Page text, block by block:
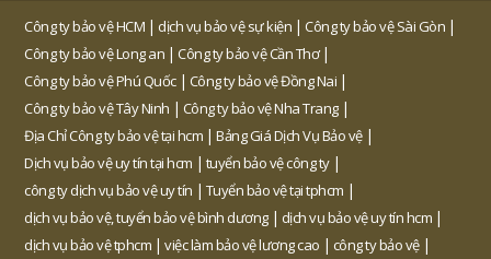
Công ty bảo vệ HCM | dịch vụ bảo vệ sự kiện | Công ty bảo vệ Sài Gòn |
Công ty bảo vệ Long an | Công ty bảo vệ Cần Thơ |
Công ty bảo vệ Phú Quốc | Công ty bảo vệ Đồng Nai |
Công ty bảo vệ Tây Ninh | Công ty bảo vệ Nha Trang |
Địa Chỉ Công ty bảo vệ tại hcm | Bảng Giá Dịch Vụ Bảo vệ |
Dịch vụ bảo vệ uy tín tại hcm | tuyển bảo vệ công ty |
công ty dịch vụ bảo vệ uy tín | Tuyển bảo vệ tại tphcm |
dịch vụ bảo vệ, tuyển bảo vệ bình dương | dịch vụ bảo vệ uy tín hcm |
dịch vụ bảo vệ tphcm | việc làm bảo vệ lương cao | công ty bảo vệ |